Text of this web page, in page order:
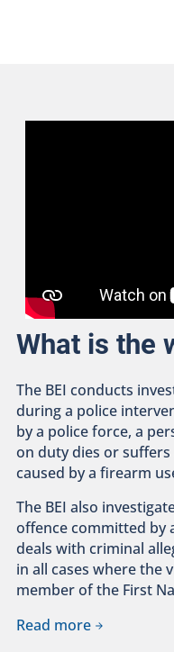
What is the
The BEI conducts
during a police
by a police force, a
on duty dies or
caused by a firearm
The BEI also
offence committed by
deals with criminal
in all cases where the
member of the First
Read more